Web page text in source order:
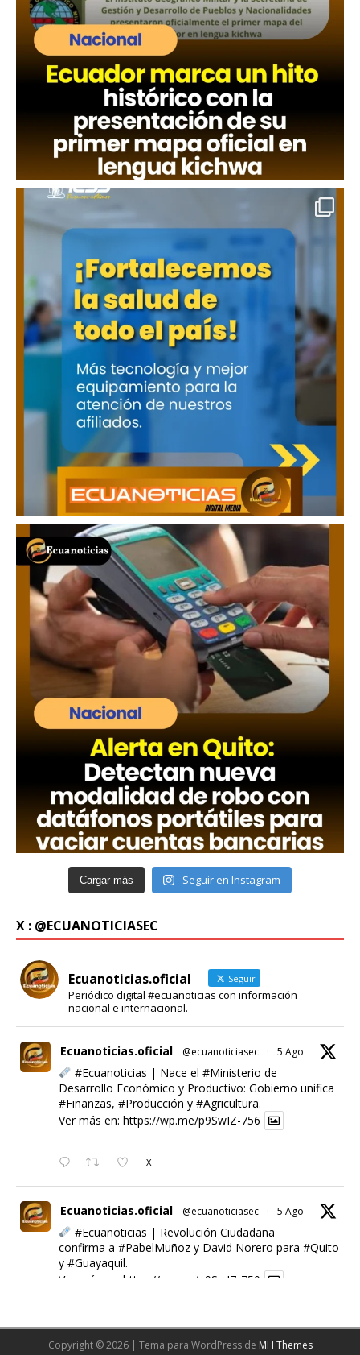
Cargar más Seguir en Instagram
X : @ECUANOTICIASEC
Ecuanoticias.oficial Seguir
Periódico digital #ecuanoticias con información
nacional e internacional.
Ecuanoticias.oficial @ecuanoticiasec · 5 Ago
#Ecuanoticias | Nace el #Ministerio de
Desarrollo Económico y Productivo: Gobierno unifica
#Finanzas, #Producción y #Agricultura.
Ver más en: https://wp.me/p9SwIZ-756
X
Ecuanoticias.oficial @ecuanoticiasec · 5 Ago
#Ecuanoticias | Revolución Ciudadana
confirma a #PabelMuñoz y David Norero para #Quito
y #Guayaquil.
Ver más en: https://wp.me/p9SwIZ-750
Copyright © 2026 | Tema para WordPress de MH Themes